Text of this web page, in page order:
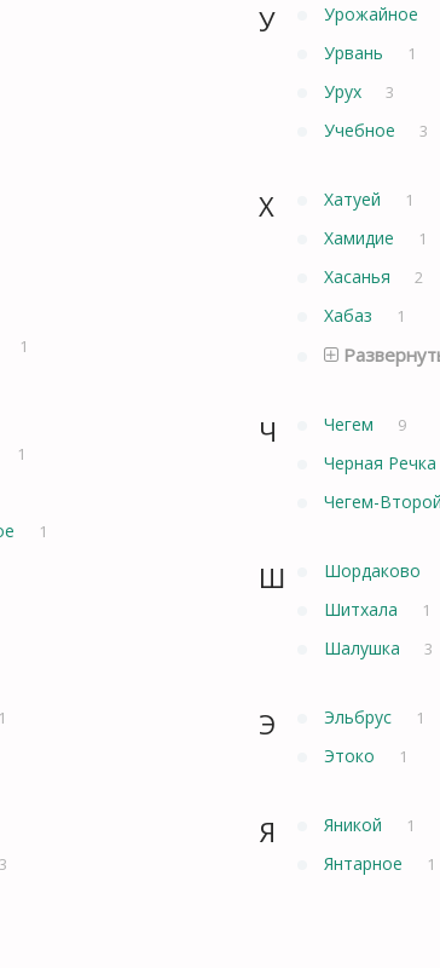
1
1
1
1
У Урожайное
Урвань 1
Урух 3
Учебное 3
Х Хатуей 1
Хамидие 1
Хасанья 2
Хабаз 1
Ч Чегем 9
Черная Речка
Чегем-Второй
Ш Шордаково
Шитхала 1
Шалушка 3
Э Эльбрус 1
Этоко 1
Я Яникой 1
Янтарное 1